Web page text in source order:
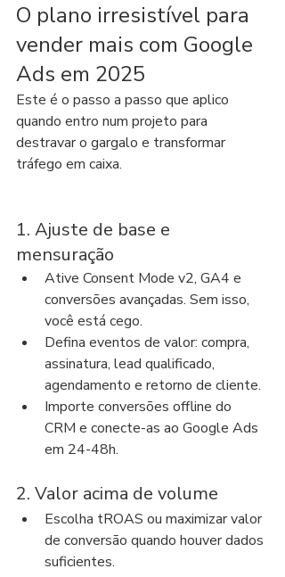
O plano irresistível para
vender mais com Google
Ads em 2025
Este é o passo a passo que aplico
quando entro num projeto para
destravar o gargalo e transformar
tráfego em caixa.
1. Ajuste de base e
mensuração
Ative Consent Mode v2, GA4 e
conversões avançadas. Sem isso,
você está cego.
Defina eventos de valor: compra,
assinatura, lead qualificado,
agendamento e retorno de cliente.
Importe conversões offline do
CRM e conecte-as ao Google Ads
em 24-48h.
2. Valor acima de volume
Escolha tROAS ou maximizar valor
de conversão quando houver dados
suficientes.